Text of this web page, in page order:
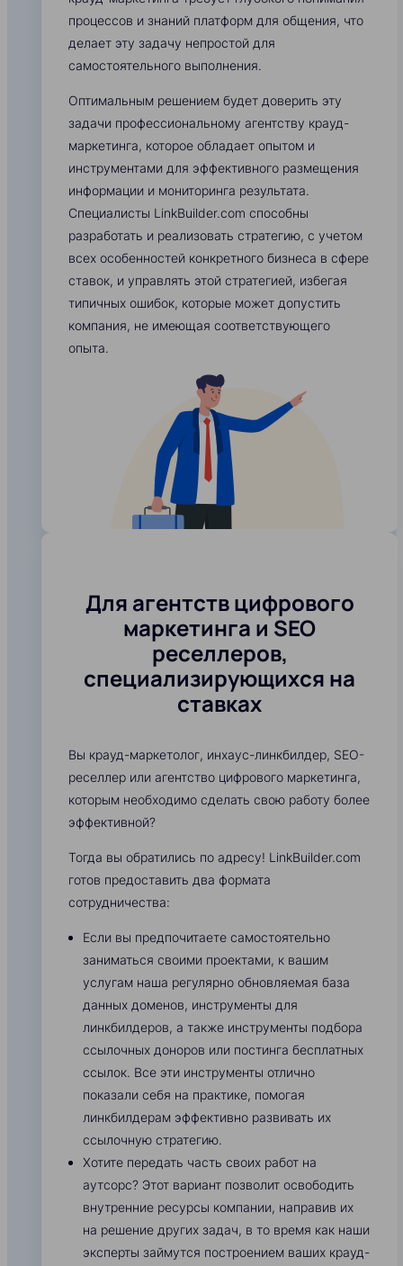
процессов и знаний платформ для общения, что
делает эту задачу непростой для
самостоятельного выполнения.
Оптимальным решением будет доверить эту
задачи профессиональному агентству крауд-
маркетинга, которое обладает опытом и
инструментами для эффективного размещения
информации и мониторинга результата.
Специалисты LinkBuilder.com способны
разработать и реализовать стратегию, с учетом
всех особенностей конкретного бизнеса в сфере
ставок, и управлять этой стратегией, избегая
типичных ошибок, которые может допустить
компания, не имеющая соответствующего
опыта.
Для агентств цифрового
маркетинга и SEO
реселлеров,
специализирующихся на
ставках
Вы крауд-маркетолог, инхаус-линкбилдер, SEO-
реселлер или агентство цифрового маркетинга,
которым необходимо сделать свою работу более
эффективной?
Тогда вы обратились по адресу! LinkBuilder.com
готов предоставить два формата
сотрудничества:
Если вы предпочитаете самостоятельно
заниматься своими проектами, к вашим
услугам наша регулярно обновляемая база
данных доменов, инструменты для
линкбилдеров, а также инструменты подбора
ссылочных доноров или постинга бесплатных
ссылок. Все эти инструменты отлично
показали себя на практике, помогая
линкбилдерам эффективно развивать их
ссылочную стратегию.
Хотите передать часть своих работ на
аутсорс? Этот вариант позволит освободить
внутренние ресурсы компании, направив их
на решение других задач, в то время как наши
эксперты займутся построением ваших крауд-